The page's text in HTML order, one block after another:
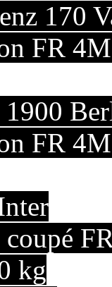
170
FR
FR
kg